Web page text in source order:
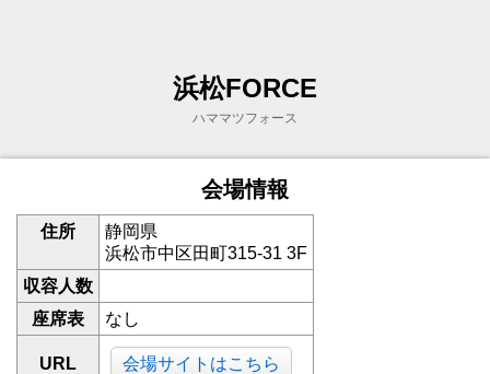
浜松FORCE
ハママツフォース
会場情報
住所
静岡県
浜松市中区田町315-31 3F
収容人数
座席表
なし
URL 会場サイトはこちら